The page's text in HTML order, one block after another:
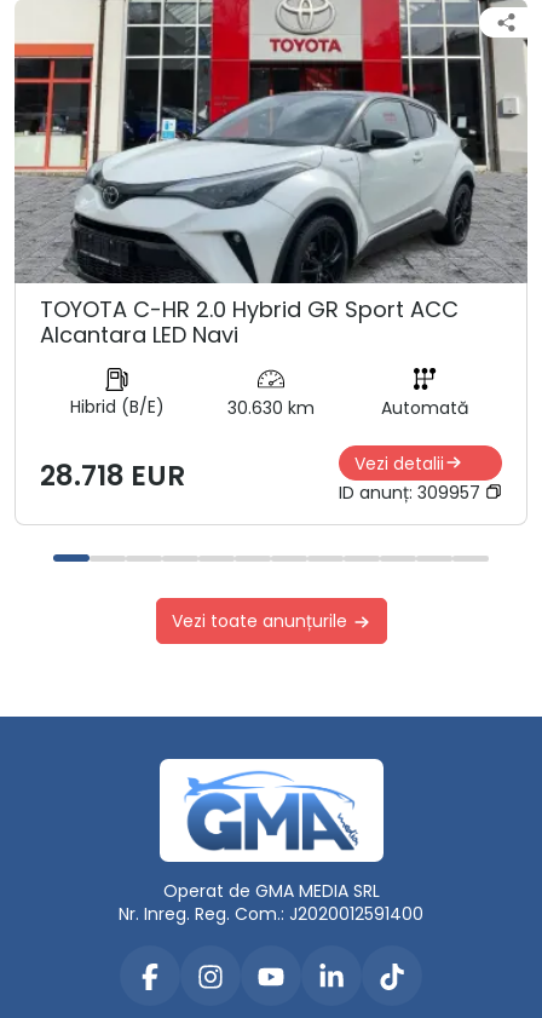
TOYOTA C-HR 2.0 Hybrid GR Sport ACC
Alcantara LED Navi
Hibrid (B/E) 30.630 km Automată
28.718 EUR
Vezi detalii
ID anunț: 309957
Vezi toate anunțurile
Operat de GMA MEDIA SRL
Nr. Inreg. Reg. Com.: J2020012591400